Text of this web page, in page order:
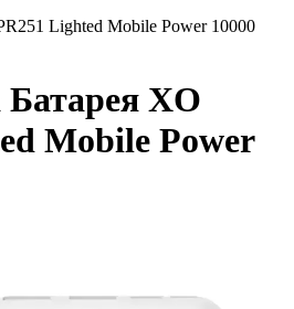
Lighted Mobile Power 10000
XO
Mobile Power